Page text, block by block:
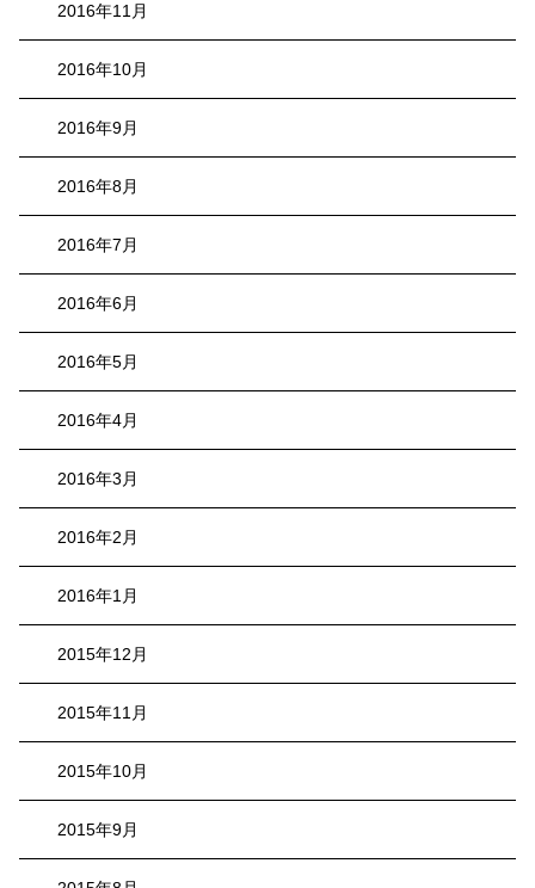
2016年11月
2016年10月
2016年9月
2016年8月
2016年7月
2016年6月
2016年5月
2016年4月
2016年3月
2016年2月
2016年1月
2015年12月
2015年11月
2015年10月
2015年9月